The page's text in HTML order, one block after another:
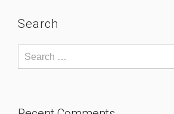
Search